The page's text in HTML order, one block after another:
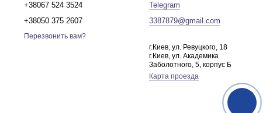
+38067 524 3524
+38050 375 2607
Перезвонить вам?
Telegram
3387879@gmail.com
г.Киев, ул. Ревуцкого, 18
г.Киев, ул. Академика
Заболотного, 5, корпус Б
Карта проезда